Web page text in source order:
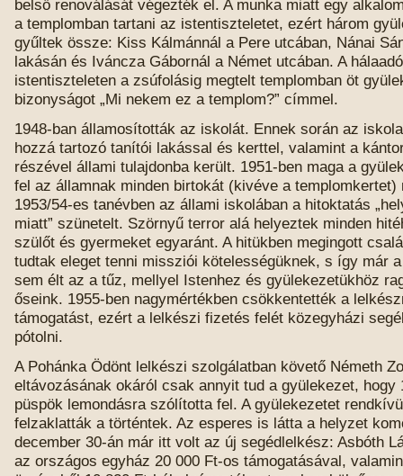
belső renoválását végezték el. A munka miatt egy
a templomban tartani az istentiszteletet, ezért három
gyűltek össze: Kiss Kálmánnál a Pere utcában, Nánai
lakásán és Iváncza Gábornál a Német utcában. A hálaadó
istentiszteleten a zsúfolásig megtelt templomban öt
bizonyságot „Mi nekem ez a templom?” címmel.
1948-ban államosították az iskolát. Ennek során az
hozzá tartozó tanítói lakással és kerttel, valamint a
részével állami tulajdonba került. 1951-ben maga a
fel az államnak minden birtokát (kivéve a templomkertet)
1953/54-es tanévben az állami iskolában a hitoktatás
miatt” szünetelt. Szörnyű terror alá helyeztek minden
szülőt és gyermeket egyaránt. A hitükben megingott
tudtak eleget tenni missziói kötelességüknek, s így már
sem élt az a tűz, mellyel Istenhez és gyülekezetükhöz
őseink. 1955-ben nagymértékben csökkentették a
támogatást, ezért a lelkészi fizetés felét közegyházi
pótolni.
A Pohánka Ödönt lelkészi szolgálatban követő Németh
eltávozásának okáról csak annyit tud a gyülekezet, hogy
püspök lemondásra szólította fel. A gyülekezetet
felzaklatták a történtek. Az esperes is látta a helyzet
december 30-án már itt volt az új segédlelkész: Asbóth
az országos egyház 20 000 Ft-os támogatásával,